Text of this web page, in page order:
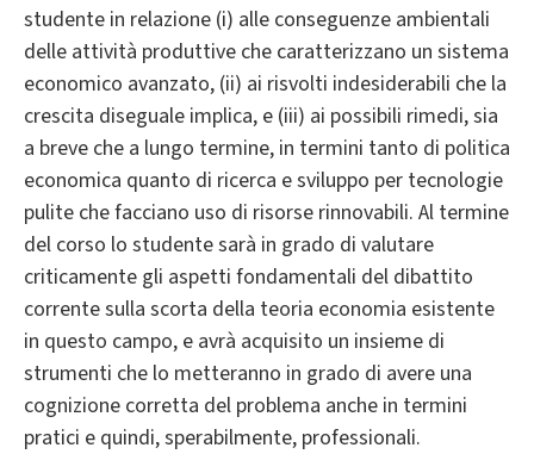
studente in relazione (i) alle conseguenze ambientali
delle attività produttive che caratterizzano un sistema
economico avanzato, (ii) ai risvolti indesiderabili che la
crescita diseguale implica, e (iii) ai possibili rimedi, sia
a breve che a lungo termine, in termini tanto di politica
economica quanto di ricerca e sviluppo per tecnologie
pulite che facciano uso di risorse rinnovabili. Al termine
del corso lo studente sarà in grado di valutare
criticamente gli aspetti fondamentali del dibattito
corrente sulla scorta della teoria economia esistente
in questo campo, e avrà acquisito un insieme di
strumenti che lo metteranno in grado di avere una
cognizione corretta del problema anche in termini
pratici e quindi, sperabilmente, professionali.